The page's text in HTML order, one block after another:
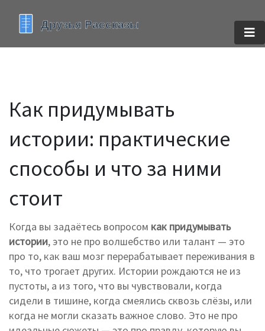
Как придумывать
истории: практические
способы и что за ними
стоит
Когда вы задаётесь вопросом как придумывать
истории,это не про волшебство или талант — это
про то, как ваш мозг перерабатывает переживания в
то, что трогает других. Истории рождаются не из
пустоты, а из того, что вы чувствовали, когда
сидели в тишине, когда смеялись сквозь слёзы, или
когда не могли сказать важное слово. Это не про